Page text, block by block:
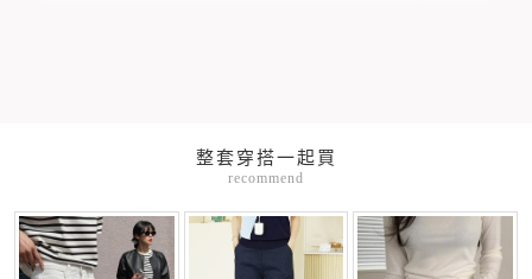
整套穿搭一起買
recommend